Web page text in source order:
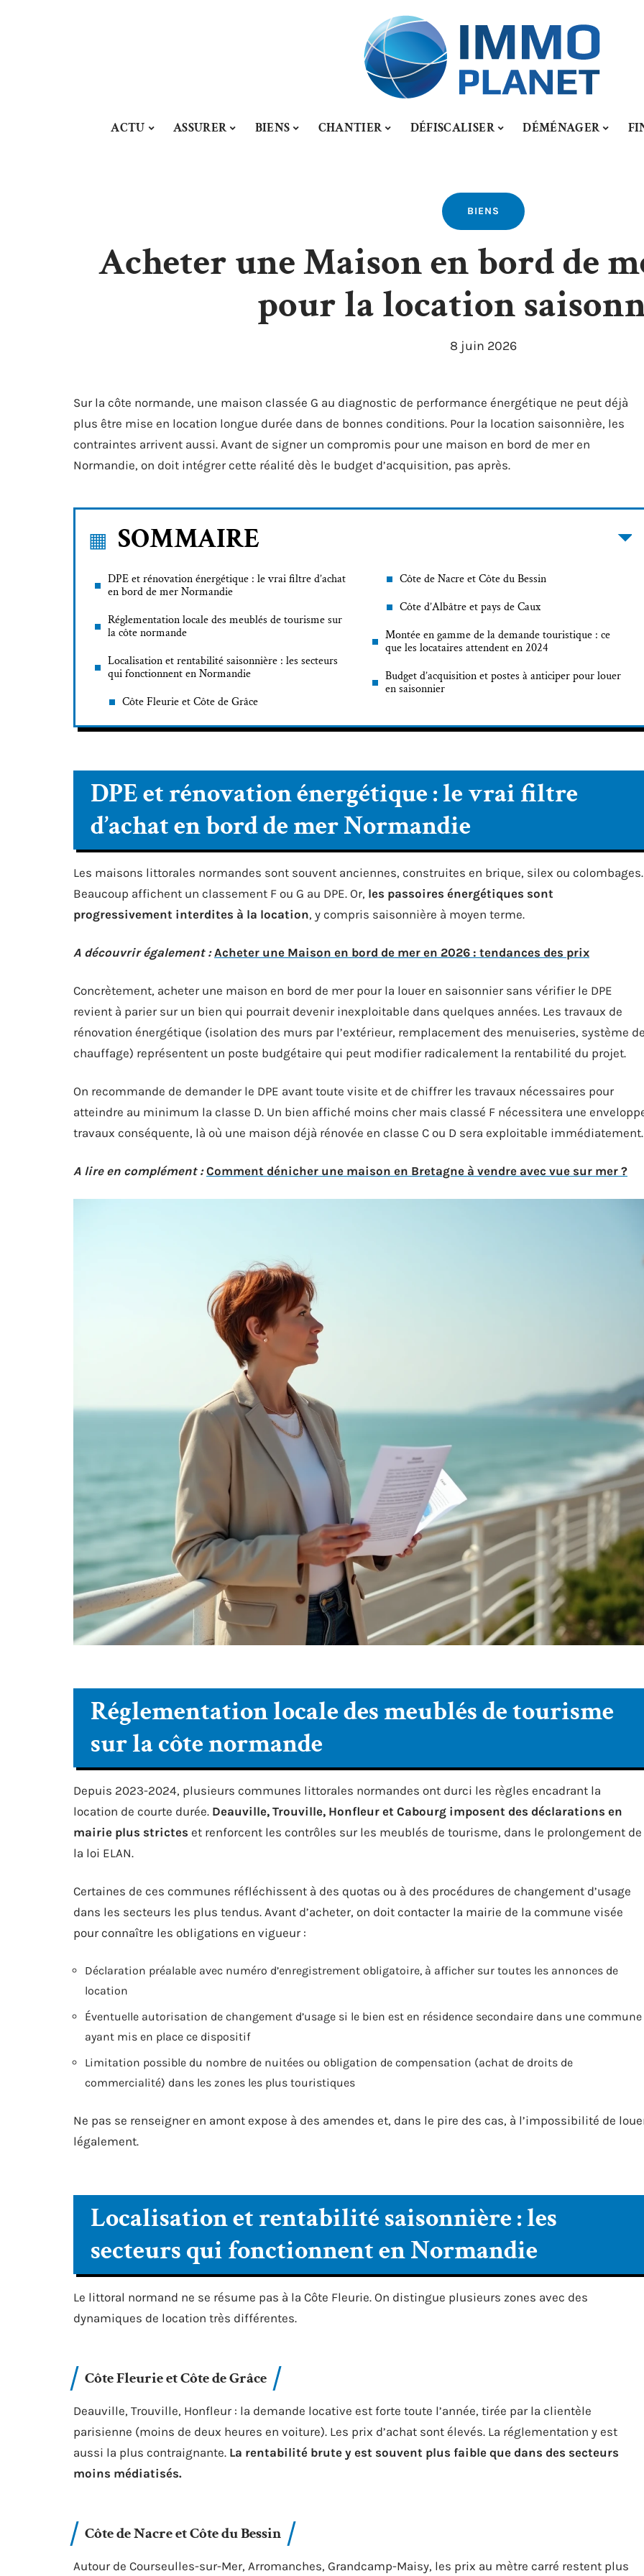
ACTU ASSURER BIENS CHANTIER DÉFISCALISER DÉMÉNAGER
BIENS
Acheter une Maison en bord de
pour la location
8 juin 2026
Sur la côte normande, une maison classée G au diagnostic de performance énergétique ne peut déjà
plus être mise en location longue durée dans de bonnes conditions. Pour la location saisonnière, les
contraintes arrivent aussi. Avant de signer un compromis pour une maison en bord de mer en
Normandie, on doit intégrer cette réalité dès le budget d’acquisition, pas après.
SOMMAIRE
DPE et rénovation énergétique : le vrai filtre d’achat
en bord de mer Normandie
Réglementation locale des meublés de tourisme sur
la côte normande
Localisation et rentabilité saisonnière : les secteurs
qui fonctionnent en Normandie
Côte Fleurie et Côte de Grâce
Côte de Nacre et Côte du Bessin
Côte d’Albâtre et pays de Caux
Montée en gamme de la demande touristique : ce
que les locataires attendent en 2024
Budget d’acquisition et postes à anticiper pour louer
en saisonnier
DPE et rénovation énergétique : le vrai filtre
d’achat en bord de mer Normandie
Les maisons littorales normandes sont souvent anciennes, construites en brique, silex ou colombages.
Beaucoup affichent un classement F ou G au DPE. Or, les passoires énergétiques sont
progressivement interdites à la location, y compris saisonnière à moyen terme.
A découvrir également : Acheter une Maison en bord de mer en 2026 : tendances des prix
Concrètement, acheter une maison en bord de mer pour la louer en saisonnier sans vérifier le DPE
revient à parier sur un bien qui pourrait devenir inexploitable dans quelques années. Les travaux de
rénovation énergétique (isolation des murs par l’extérieur, remplacement des menuiseries, système
chauffage) représentent un poste budgétaire qui peut modifier radicalement la rentabilité du projet.
On recommande de demander le DPE avant toute visite et de chiffrer les travaux nécessaires pour
atteindre au minimum la classe D. Un bien affiché moins cher mais classé F nécessitera une
travaux conséquente, là où une maison déjà rénovée en classe C ou D sera exploitable immédiatement.
A lire en complément : Comment dénicher une maison en Bretagne à vendre avec vue sur mer ?
Réglementation locale des meublés de tourisme
sur la côte normande
Depuis 2023-2024, plusieurs communes littorales normandes ont durci les règles encadrant la
location de courte durée. Deauville, Trouville, Honfleur et Cabourg imposent des déclarations en
mairie plus strictes et renforcent les contrôles sur les meublés de tourisme, dans le prolongement de
la loi ELAN.
Certaines de ces communes réfléchissent à des quotas ou à des procédures de changement d’usage
dans les secteurs les plus tendus. Avant d’acheter, on doit contacter la mairie de la commune visée
pour connaître les obligations en vigueur :
Déclaration préalable avec numéro d’enregistrement obligatoire, à afficher sur toutes les annonces de
location
Éventuelle autorisation de changement d’usage si le bien est en résidence secondaire dans une commune
ayant mis en place ce dispositif
Limitation possible du nombre de nuitées ou obligation de compensation (achat de droits de
commercialité) dans les zones les plus touristiques
Ne pas se renseigner en amont expose à des amendes et, dans le pire des cas, à l’impossibilité de
légalement.
Localisation et rentabilité saisonnière : les
secteurs qui fonctionnent en Normandie
Le littoral normand ne se résume pas à la Côte Fleurie. On distingue plusieurs zones avec des
dynamiques de location très différentes.
Côte Fleurie et Côte de Grâce
Deauville, Trouville, Honfleur : la demande locative est forte toute l’année, tirée par la clientèle
parisienne (moins de deux heures en voiture). Les prix d’achat sont élevés. La réglementation y est
aussi la plus contraignante. La rentabilité brute y est souvent plus faible que dans des secteurs
moins médiatisés.
Côte de Nacre et Côte du Bessin
Autour de Courseulles-sur-Mer, Arromanches, Grandcamp-Maisy, les prix au mètre carré restent plus